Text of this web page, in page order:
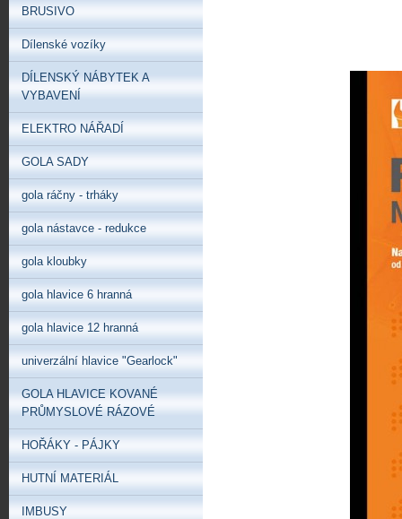
BRUSIVO
Dílenské vozíky
DÍLENSKÝ NÁBYTEK A
VYBAVENÍ
ELEKTRO NÁŘADÍ
GOLA SADY
gola ráčny - trháky
gola nástavce - redukce
gola kloubky
gola hlavice 6 hranná
gola hlavice 12 hranná
univerzální hlavice "Gearlock"
GOLA HLAVICE KOVANÉ
PRŮMYSLOVÉ RÁZOVÉ
HOŘÁKY - PÁJKY
HUTNÍ MATERIÁL
IMBUSY